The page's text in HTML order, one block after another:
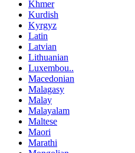
Khmer
Kurdish
Kyrgyz
Latin
Latvian
Lithuanian
Luxembou..
Macedonian
Malagasy
Malay
Malayalam
Maltese
Maori
Marathi